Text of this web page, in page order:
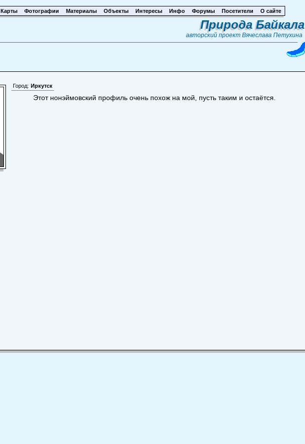
Карты Фотографии Материалы Объекты Интересы Инфо Форумы Посетители О сайте
Природа Байкала
авторский проект Вячеслава Петухина
Город: Иркутск
Этот нонэймовский профиль очень похож на мой, пусть таким и остаётся.